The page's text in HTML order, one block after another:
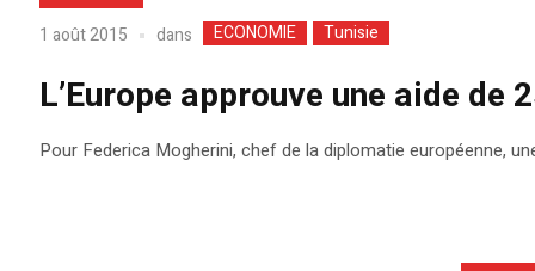
1 août 2015 dans ECONOMIE Tunisie
L’Europe approuve une aide de
Pour Federica Mogherini, chef de la diplomatie européenne,